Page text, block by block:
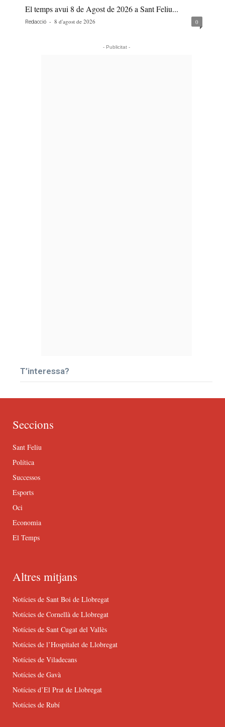
El temps avui 8 de Agost de 2026 a Sant Feliu...
Redacció - 8 d'agost de 2026 0
- Publicitat -
T’interessa?
Seccions
Sant Feliu
Política
Successos
Esports
Oci
Economia
El Temps
Altres mitjans
Notícies de Sant Boi de Llobregat
Notícies de Cornellà de Llobregat
Notícies de Sant Cugat del Vallès
Notícies de l’Hospitalet de Llobregat
Notícies de Viladecans
Notícies de Gavà
Notícies d’El Prat de Llobregat
Notícies de Rubí